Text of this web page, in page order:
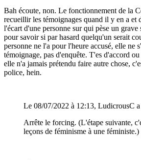
Bah écoute, non. Le fonctionnement de la
recueillir les témoignages quand il y en a et
l'écart d'une personne sur qui pèse un grave
pour savoir si par hasard quelqu'un serait
personne ne l'a pour l'heure accusé, elle ne
témoignage, pas d'enquête. T'es d'accord
elle n'a jamais prétendu faire autre chose,
police, hein.
Le 08/07/2022 à 12:13, LudicrousC
Arrête le forcing. (L'étape suivante,
leçons de féminisme à une féministe.)